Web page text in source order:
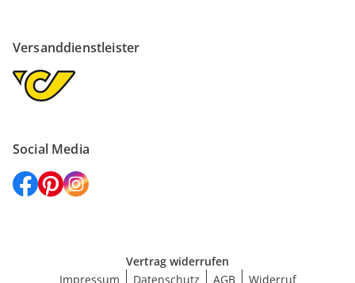
Versanddienstleister
Social Media
Vertrag widerrufen
Impressum
Datenschutz AGB
Widerruf